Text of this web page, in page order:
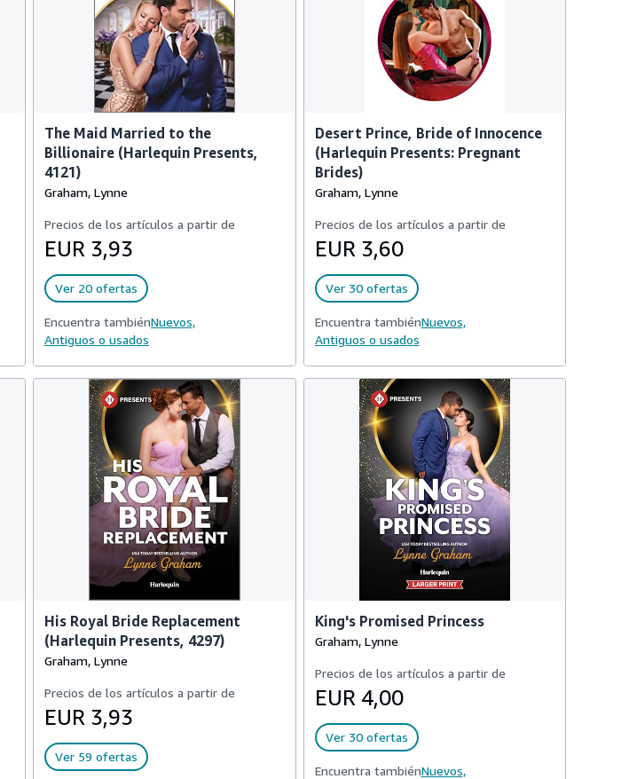
The Maid Married to the
Billionaire (Harlequin Presents,
4121)
Graham, Lynne
Precios de los artículos a partir de
EUR 3,93
Ver 20 ofertas
Encuentra tambiénNuevos,
Antiguos o usados
Desert Prince, Bride of Innocence
(Harlequin Presents: Pregnant
Brides)
Graham, Lynne
Precios de los artículos a partir de
EUR 3,60
Ver 30 ofertas
Encuentra tambiénNuevos,
Antiguos o usados
His Royal Bride Replacement
(Harlequin Presents, 4297)
Graham, Lynne
Precios de los artículos a partir de
EUR 3,93
Ver 59 ofertas
King's Promised Princess
Graham, Lynne
Precios de los artículos a partir de
EUR 4,00
Ver 30 ofertas
Encuentra tambiénNuevos,